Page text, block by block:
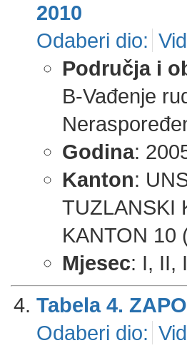
2010
Odaberi dio:
Područja i
B-Vađenje
Godina:
Kanton:
TUZLANSKI
KANTON 10
Mjesec: I, II,
Tabela 4.
Odaberi dio: